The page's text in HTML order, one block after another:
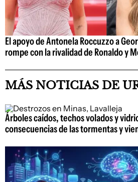
El apoyo de Antonela Roccuzzo a
rompe con la rivalidad de Ronaldo y
MÁS NOTICIAS DE
Árboles caídos, techos volados y
consecuencias de las tormentas y